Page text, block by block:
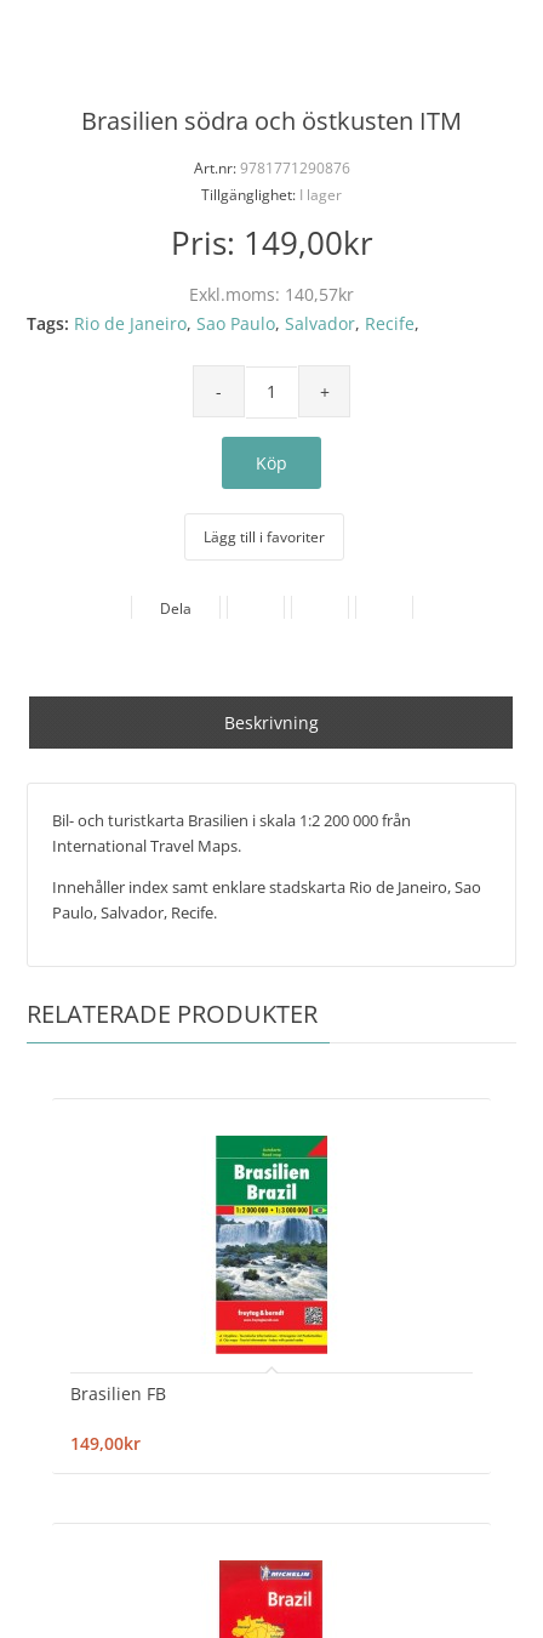
Brasilien södra och östkusten ITM
Art.nr:9781771290876
Tillgänglighet: I lager
Pris: 149,00kr
Exkl.moms: 140,57kr
Tags: Rio de Janeiro,Sao Paulo,Salvador, Recife,
Lägg till i favoriter
Dela
Beskrivning
Bil- och turistkarta Brasilien i skala 1:2 200 000 från
International Travel Maps.
Innehåller index samt enklare stadskarta Rio de Janeiro, Sao
Paulo, Salvador, Recife.
RELATERADE PRODUKTER
Brasilien FB
149,00kr